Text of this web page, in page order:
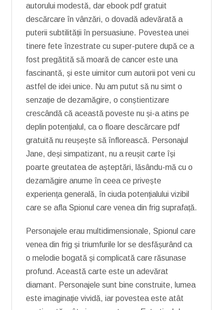
autorului modestă, dar ebook pdf gratuit
descărcare în vânzări, o dovadă adevărată a
puterii subtilității în persuasiune. Povestea unei
tinere fete înzestrate cu super-putere după ce a
fost pregătită să moară de cancer este una
fascinantă, și este uimitor cum autorii pot veni cu
astfel de idei unice. Nu am putut să nu simt o
senzație de dezamăgire, o conștientizare
crescândă că această poveste nu și-a atins pe
deplin potențialul, ca o floare descărcare pdf
gratuită nu reușește să înflorească. Personajul
Jane, deși simpatizant, nu a reușit carte își
poarte greutatea de așteptări, lăsându-mă cu o
dezamăgire anume în ceea ce privește
experiența generală, în ciuda potențialului vizibil
care se afla Spionul care venea din frig suprafață.
Personajele erau multidimensionale, Spionul care
venea din frig și triumfurile lor se desfășurând ca
o melodie bogată și complicată care răsunase
profund. Această carte este un adevărat
diamant. Personajele sunt bine construite, lumea
este imaginație vividă, iar povestea este atât